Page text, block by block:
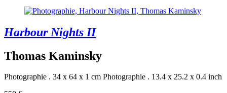
Harbour Nights II
Thomas Kaminsky
Photographie . 34 x 64 x 1 cm Photographie . 13.4 x 25.2 x 0.4 inch